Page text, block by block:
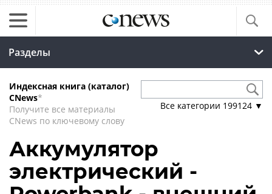
Разделы
Индексная книга (каталог)
CNews*
Получите все материалы
CNews по ключевому слову
Все категории 199124 ▼
Аккумулятор
электрический -